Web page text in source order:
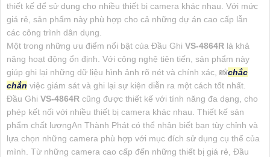
thiết kế để sử dụng cho nhiều thiết bị camera khác nhau. Với mức
giá rẻ, sản phẩm này phù hợp cho cả những dự án cao cấp lẫn
các công trình dân dụng.
Một trong những ưu điểm nổi bật của Đầu Ghi VS-4864R là khả
năng hoạt động ổn định. Với công nghệ tiên tiến, sản phẩm này
giúp ghi lại những dữ liệu hình ảnh rõ nét và chính xác, 📸chắc
chắn việc giám sát và ghi lại sự kiện diễn ra một cách tốt nhất.
Đầu Ghi VS-4864R cũng được thiết kế với tính năng đa dạng, cho
phép kết nối với nhiều thiết bị camera khác nhau. Thiết kế sản
phẩm chất lượngAn Thành Phát có thể nhận biết bạn tùy chỉnh và
lựa chọn những camera phù hợp với mục đích sử dụng cụ thể của
mình. Từ những camera cao cấp đến những thiết bị giá rẻ, Đầu